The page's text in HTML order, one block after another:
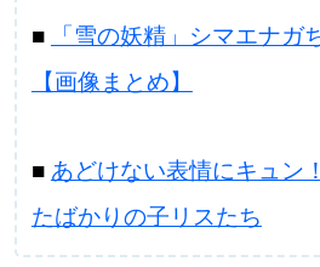
■
「雪の妖精」シマエナガ
【画像まとめ】
■ あどけない表情にキュン
たばかりの子リスたち